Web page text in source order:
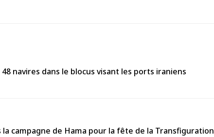
navires dans le blocus visant les ports iraniens
campagne de Hama pour la fête de la Transfiguration